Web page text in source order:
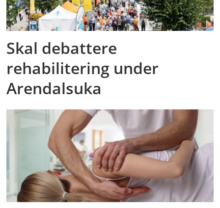
Skal debattere
rehabilitering under
Arendalsuka